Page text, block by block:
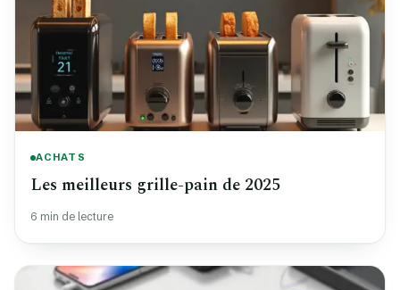
ACHATS
Les meilleurs grille-pain de 2025
6 min de lecture